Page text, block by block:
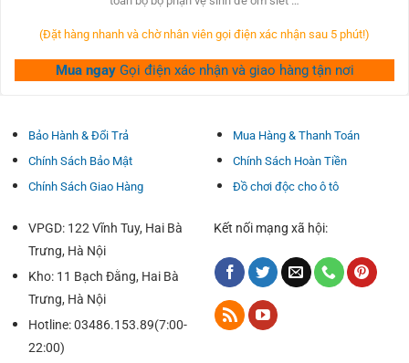
Cao su tổ hợp kép tăng tốc cũng kháng ấm, giá buốt, nhiệt
Cài đặt dễ dàng
trở nên nhanh chóng & dễ dàng và đơn giản.
THÔNG SỐ KỸ THUẬT GẠT NƯỚC ODL CHÍNH
HÃNG
Tên dòng sản phẩm: Gạt mưa xe hơi ODL
Trung tâm: ODL
Thiết kết: Thân mềm
Xuất xứ: Trung QUốc
Kích thước: Từ 14″ đến 26″ (35cm-65cm)
Adapter đa zi năng mang lại phần đông xe cộ.
HƯỚNG DẪN LẮP ĐẶT GẠT MƯA AUDI quận 7
(Đặt hàng nhanh và chờ nhân viên gọi điện xác nhận sau 5 phút!)
Mua ngay Gọi điện xác nhận và giao hàng tận nơi
Bảo Hành & Đổi Trả
Chính Sách Bảo Mật
Chính Sách Giao Hàng
Mua Hàng & Thanh Toán
Chính Sách Hoàn Tiền
Đồ chơi độc cho ô tô
VPGD: 122 Vĩnh Tuy, Hai Bà
Trưng, Hà Nội
Kho: 11 Bạch Đằng, Hai Bà
Trưng, Hà Nội
Hotline: 03486.153.89(7:00-
22:00)
Kết nối mạng xã hội: